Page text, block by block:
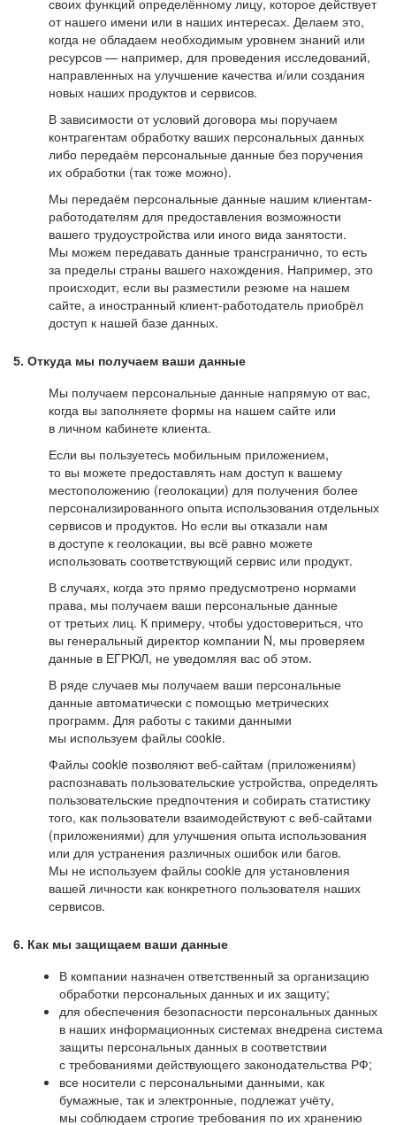
своих функций определённому лицу, которое действует
от нашего имени или в наших интересах. Делаем это,
когда не обладаем необходимым уровнем знаний или
ресурсов — например, для проведения исследований,
направленных на улучшение качества и/или создания
новых наших продуктов и сервисов.
В зависимости от условий договора мы поручаем
контрагентам обработку ваших персональных данных
либо передаём персональные данные без поручения
их обработки (так тоже можно).
Мы передаём персональные данные нашим клиентам-
работодателям для предоставления возможности
вашего трудоустройства или иного вида занятости.
Мы можем передавать данные трансгранично, то есть
за пределы страны вашего нахождения. Например, это
происходит, если вы разместили резюме на нашем
сайте, а иностранный клиент-работодатель приобрёл
доступ к нашей базе данных.
5. Откуда мы получаем ваши данные
Мы получаем персональные данные напрямую от вас,
когда вы заполняете формы на нашем сайте или
в личном кабинете клиента.
Если вы пользуетесь мобильным приложением,
то вы можете предоставлять нам доступ к вашему
местоположению (геолокации) для получения более
персонализированного опыта использования отдельных
сервисов и продуктов. Но если вы отказали нам
в доступе к геолокации, вы всё равно можете
использовать соответствующий сервис или продукт.
В случаях, когда это прямо предусмотрено нормами
права, мы получаем ваши персональные данные
от третьих лиц. К примеру, чтобы удостовериться, что
вы генеральный директор компании N, мы проверяем
данные в ЕГРЮЛ, не уведомляя вас об этом.
В ряде случаев мы получаем ваши персональные
данные автоматически с помощью метрических
программ. Для работы с такими данными
мы используем файлы cookie.
Файлы cookie позволяют веб-сайтам (приложениям)
распознавать пользовательские устройства, определять
пользовательские предпочтения и собирать статистику
того, как пользователи взаимодействуют с веб-сайтами
(приложениями) для улучшения опыта использования
или для устранения различных ошибок или багов.
Мы не используем файлы cookie для установления
вашей личности как конкретного пользователя наших
сервисов.
6. Как мы защищаем ваши данные
В компании назначен ответственный за организацию
обработки персональных данных и их защиту;
для обеспечения безопасности персональных данных
в наших информационных системах внедрена система
защиты персональных данных в соответствии
с требованиями действующего законодательства РФ;
все носители с персональными данными, как
бумажные, так и электронные, подлежат учёту,
мы соблюдаем строгие требования по их хранению